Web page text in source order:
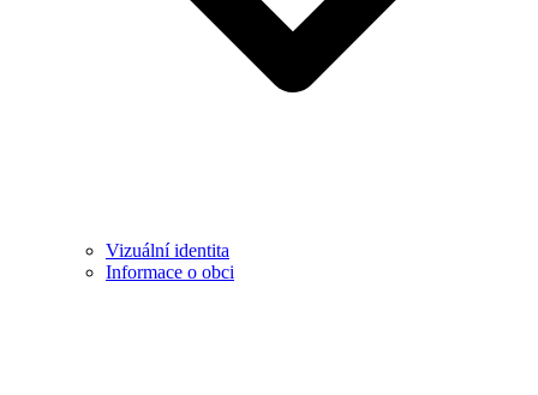
Vizuální identita
Informace o obci